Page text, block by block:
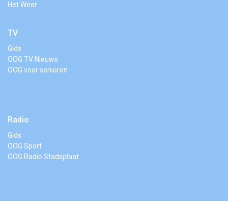
Het Weer
TV
Gids
OOG TV Nieuws
OOG voor senioren
Radio
Gids
OOG Sport
OOG Radio Stadsplaat